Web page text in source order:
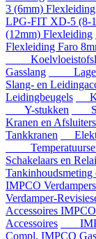
3 (6mm) Flexleiding
LPG-FIT XD-5 (8-
(12mm) Flexleiding
Flexleiding Faro
Gasslang
Slang- en
Leidingbeugels
Y-stukken
Kranen en Afsluiters
Tankkranen
Schakelaars en
Tankinhoudsmeting
IMPCO Verdampers
Verdamper-
Accessoires IMPCO
Accessoires
Compl. IMPCO